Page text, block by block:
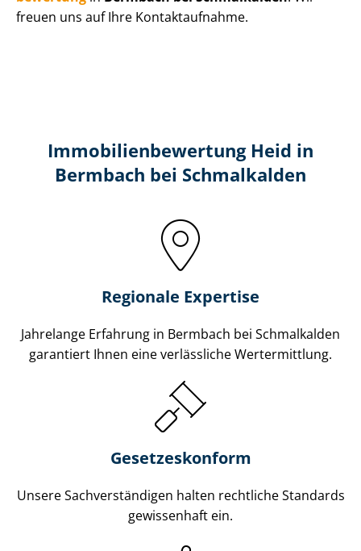
freuen uns auf Ihre Kontaktaufnahme.
Immobilien­bewertung Heid in
Bermbach bei Schmalkalden
Regionale Expertise
Jahrelange Erfahrung in Bermbach bei Schmalkalden
garantiert Ihnen eine verlässliche Wertermittlung.
Gesetzes­konform
Unsere Sach­ver­stän­di­gen halten rechtliche Standards
gewissenhaft ein.